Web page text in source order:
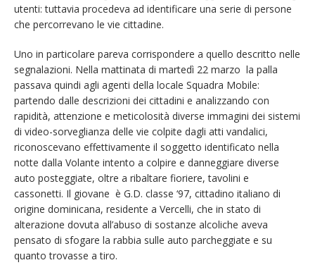
utenti: tuttavia procedeva ad identificare una serie di persone
che percorrevano le vie cittadine.
Uno in particolare pareva corrispondere a quello descritto nelle
segnalazioni. Nella mattinata di martedì 22 marzo la palla
passava quindi agli agenti della locale Squadra Mobile:
partendo dalle descrizioni dei cittadini e analizzando con
rapidità, attenzione e meticolosità diverse immagini dei sistemi
di video-sorveglianza delle vie colpite dagli atti vandalici,
riconoscevano effettivamente il soggetto identificato nella
notte dalla Volante intento a colpire e danneggiare diverse
auto posteggiate, oltre a ribaltare fioriere, tavolini e
cassonetti. Il giovane è G.D. classe ‘97, cittadino italiano di
origine dominicana, residente a Vercelli, che in stato di
alterazione dovuta all’abuso di sostanze alcoliche aveva
pensato di sfogare la rabbia sulle auto parcheggiate e su
quanto trovasse a tiro.